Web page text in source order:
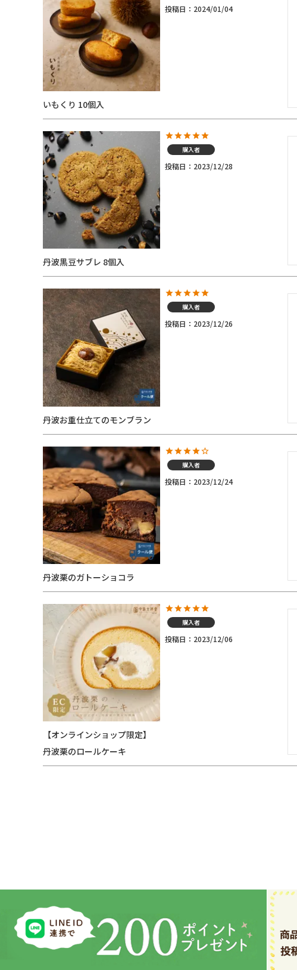
いもくり 10個入
投稿日 2024/01/04
丹波黒豆サブレ 8個入
購入者
投稿日 2023/12/28
丹波お重仕立てのモンブラン
購入者
投稿日 2023/12/26
丹波栗のガトーショコラ
購入者
投稿日 2023/12/24
【オンラインショップ限定】
丹波栗のロールケーキ
購入者
投稿日 2023/12/06